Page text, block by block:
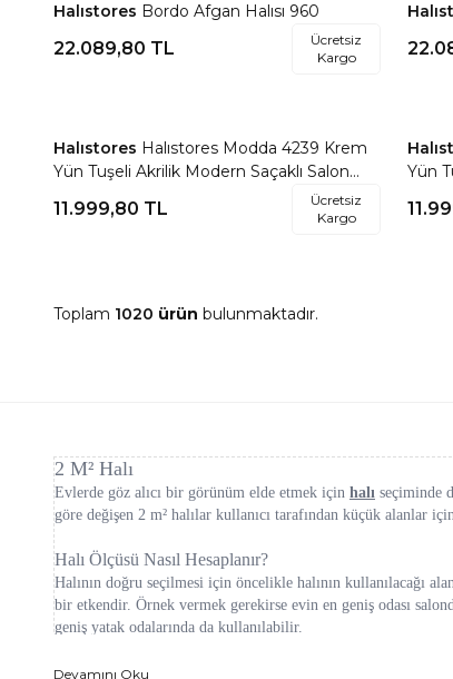
Favorilere Ekle
Halıstores Bordo Afgan Halısı 960
22.089,80 TL
Ücretsiz
Kargo
Favorilere Ekle
Halıstores Halıstores Modda 4239 Krem
Yün Tuşeli Akrilik Modern Saçaklı Salon
11.999,80 TL
Ücretsiz
Kargo
Yün
Toplam 1020 ürün bulunmaktadır.
2 M² Halı
Evlerde göz alıcı bir görünüm elde etmek için halı seçiminde
göre değişen 2 m² halılar kullanıcı tarafından küçük alanlar
Halı Ölçüsü Nasıl Hesaplanır?
Halının doğru seçilmesi için öncelikle halının kullanılacağı
bir etkendir. Örnek vermek gerekirse evin en geniş odası
geniş yatak odalarında da kullanılabilir.
Her halının etiketinde eni ve boyu cm cinsinden yazılmıştır.
Devamını Oku